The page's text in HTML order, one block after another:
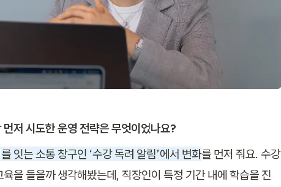
저 시도한 운영 전략은 무엇이었나요?
잇는 소통 창구인 ‘수강 독려 알림’에서 변화를 먼저 줘요. 수강
을 들을까 생각해봤는데, 직장인이 특정 기간 내에 학습을 진